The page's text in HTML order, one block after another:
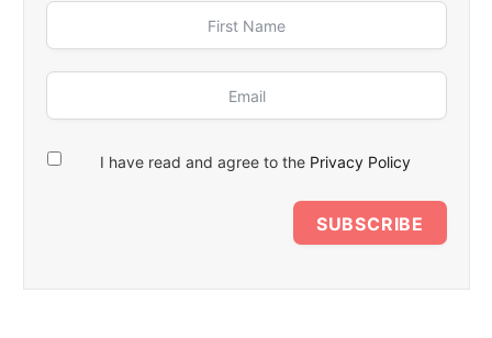
I have read and agree to the Privacy Policy
SUBSCRIBE